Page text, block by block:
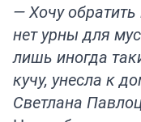
— Хочу
нет урны для
лишь иногда
кучу, унесла к
Светлана